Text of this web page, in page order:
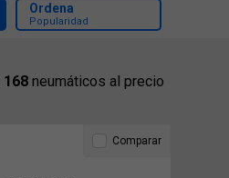
168 neumáticos al precio
Ordena
Popularidad
Comparar